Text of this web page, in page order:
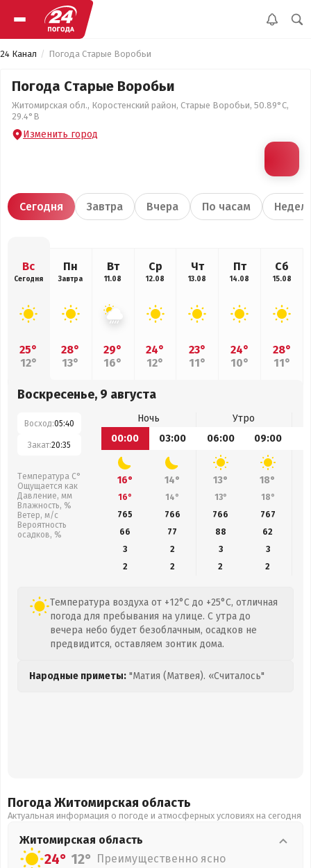
24 Канал Погода Старые Воробьи
Погода Старые Воробьи
Житомирская обл., Коростенский район, Старые Воробьи, 50.89°С,
29.4°В
Изменить город
Сегодня Завтра Вчера По часам
Вс
Сегодня
25°
12°
Пн
Завтра
28°
13°
Вт
11.08
29°
16°
Ср
12.08
24°
12°
Чт
13.08
23°
11°
Пт
14.08
24°
10°
Сб
15.08
28°
11°
Воскресенье, 9 августа
Восход:05:40
Закат:20:35
Температура С°
Ощущается как
Давление, мм
Влажность, %
Ветер, м/с
Вероятность
осадков, %
Ночь
Утро
00:00
03:00 06:00 09:00
16° 14° 13° 18°
16° 14° 13° 18°
765
766 766 767
66
77 88 62
3
2 3
3
2
2 2 2
Температура воздуха от +12°C до +25°C, отличная
погода для пребывания на улице. С утра до
вечера небо будет безоблачным, осадков не
предвидится, оставляем зонтик дома.
Народные приметы: "Матия (Матвея). «Считалось"
Погода Житомирская область
Актуальная информация о погоде и атмосферных условиях на сегодня
Житомирская область
24° 12° Преимущественно ясно